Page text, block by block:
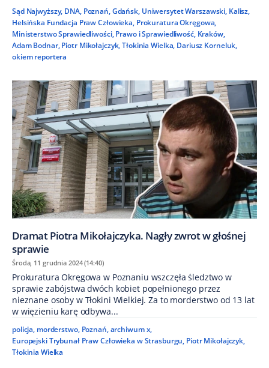
Sąd Najwyższy, DNA, Poznań,Gdańsk, Uniwersytet Warszawski, Kalisz,
Helsińska Fundacja Praw Człowieka, Prokuratura Okręgowa,
Ministerstwo Sprawiedliwości, Prawo i Sprawiedliwość, Kraków,
Adam Bodnar, Piotr Mikołajczyk,Tłokinia Wielka, Dariusz Korneluk,
okiem reportera
Dramat Piotra Mikołajczyka. Nagły zwrot w głośnej
sprawie
Środa, 11 grudnia 2024 (14:40)
Prokuratura Okręgowa w Poznaniu wszczęła śledztwo w
sprawie zabójstwa dwóch kobiet popełnionego przez
nieznane osoby w Tłokini Wielkiej. Za to morderstwo od 13 lat
w więzieniu karę odbywa...
policja, morderstwo, Poznań,archiwum x,
Europejski Trybunał Praw Człowieka w Strasburgu, Piotr Mikołajczyk,
Tłokinia Wielka